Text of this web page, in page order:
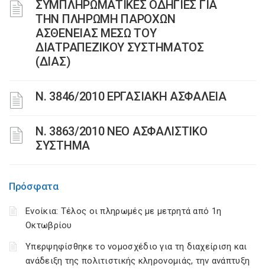
ΣΥΜΠΛΗΡΩΜΑΤΙΚΕΣ ΟΔΗΓΙΕΣ ΓΙΑ
ΤΗΝ ΠΛΗΡΩΜΗ ΠΑΡΟΧΩΝ
ΑΣΘΕΝΕΙΑΣ ΜΕΣΩ ΤΟΥ
ΔΙΑΤΡΑΠΕΖΙΚΟΥ ΣΥΣΤΗΜΑΤΟΣ
(ΔΙΑΣ)
Ν. 3846/2010 ΕΡΓΑΣΙΑΚΗ ΑΣΦΑΛΕΙΑ
N. 3863/2010 ΝΕΟ ΑΣΦΑΛΙΣΤΙΚΟ
ΣΥΣΤΗΜΑ
Πρόσφατα
Ενοίκια: Τέλος οι πληρωμές με μετρητά από 1η
Οκτωβρίου
Υπερψηφίσθηκε το νομοσχέδιο για τη διαχείριση και
ανάδειξη της πολιτιστικής κληρονομιάς, την ανάπτυξη